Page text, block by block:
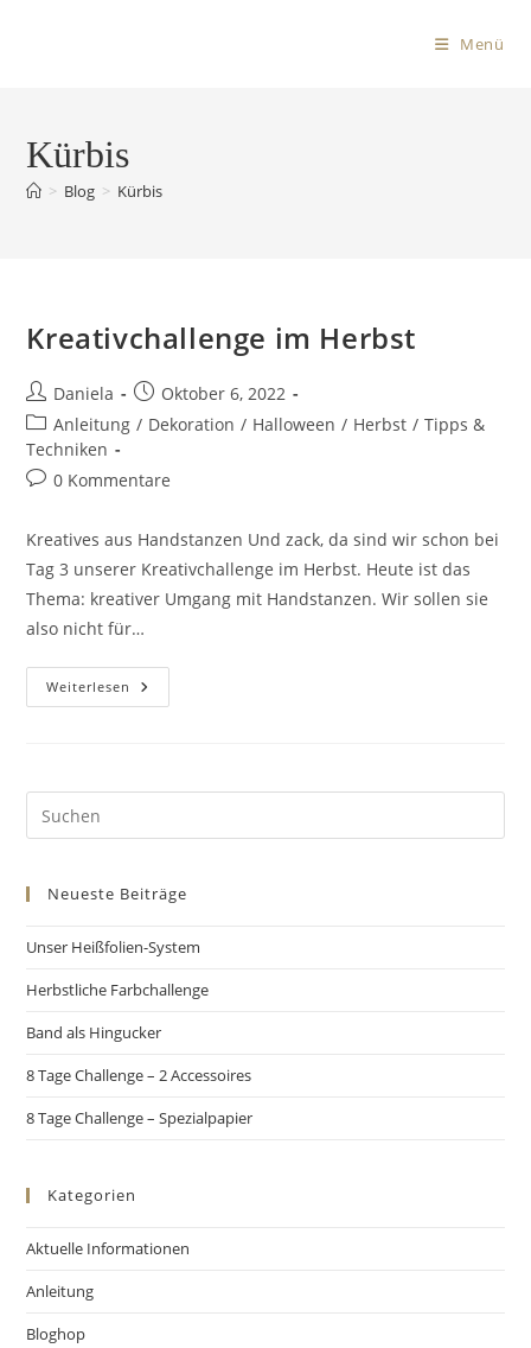
Menü
Kürbis
> Blog > Kürbis
Kreativchallenge im Herbst
Daniela
Oktober 6, 2022
Anleitung / Dekoration / Halloween / Herbst / Tipps &
Techniken
0 Kommentare
Kreatives aus Handstanzen Und zack, da sind wir schon bei
Tag 3 unserer Kreativchallenge im Herbst. Heute ist das
Thema: kreativer Umgang mit Handstanzen. Wir sollen sie
also nicht für…
Weiterlesen
Neueste Beiträge
Unser Heißfolien-System
Herbstliche Farbchallenge
Band als Hingucker
8 Tage Challenge – 2 Accessoires
8 Tage Challenge – Spezialpapier
Kategorien
Aktuelle Informationen
Anleitung
Bloghop